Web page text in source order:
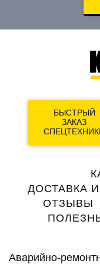
БЫСТРЫЙ
ЗАКАЗ
navigation
ДОСТАВКА
ОТЗЫВЫ
Аварийно-